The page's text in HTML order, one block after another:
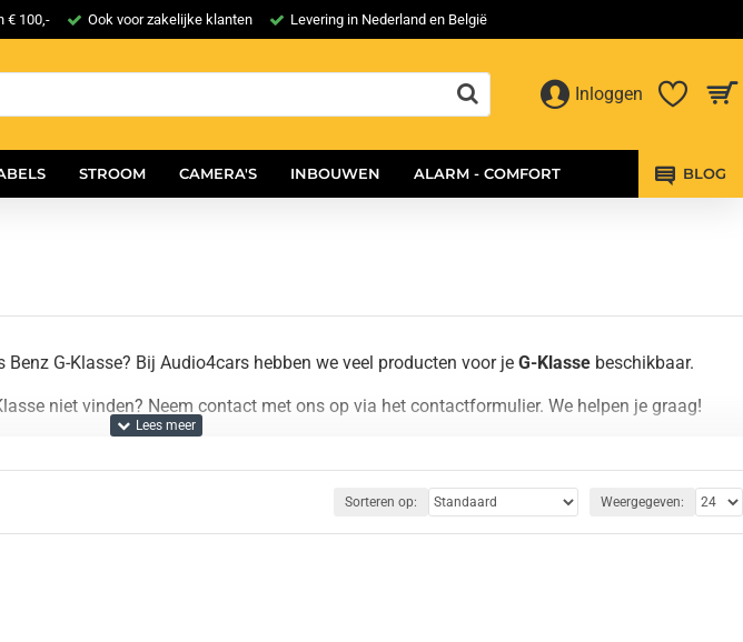
€ 100,- Ook voor zakelijke klanten Levering in Nederland en België
Inloggen
STROOM CAMERA'S INBOUWEN ALARM - COMFORT BLOG
G-Klasse? Bij Audio4cars hebben we veel producten voor je G-Klasse beschikbaar.
niet vinden? Neem contact met ons op via het contactformulier. We helpen je graag!
Sorteren op: Weergegeven: